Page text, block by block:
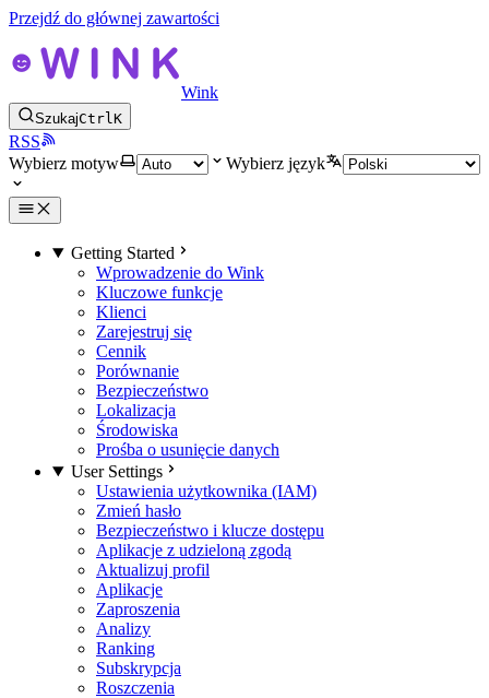
Przejdź do głównej zawartości
Wink
SzukajCtrlK
RSS
Wybierz motyw
Wybierz język
Getting Started
Wprowadzenie do Wink
Kluczowe funkcje
Klienci
Zarejestruj się
Cennik
Porównanie
Bezpieczeństwo
Lokalizacja
Środowiska
Prośba o usunięcie danych
User Settings
Ustawienia użytkownika (IAM)
Zmień hasło
Bezpieczeństwo i klucze dostępu
Aplikacje z udzieloną zgodą
Aktualizuj profil
Aplikacje
Zaproszenia
Analizy
Ranking
Subskrypcja
Roszczenia